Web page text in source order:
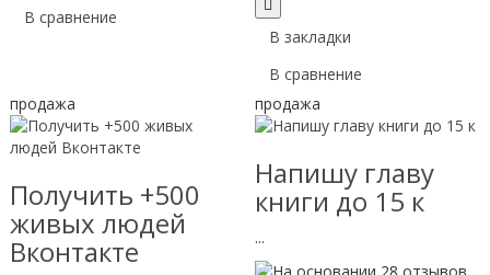
В сравнение
В закладки
В сравнение
продажа
Получить +500
живых людей
Вконтакте
продажа
Напишу главу
книги до 15 к
...